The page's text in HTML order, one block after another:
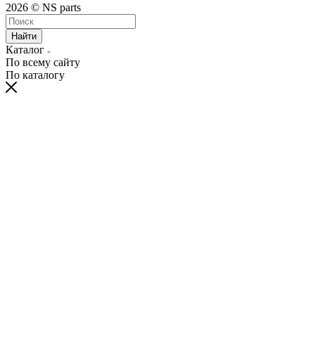
2026 © NS parts
Найти
Каталог
По всему сайту
По каталогу